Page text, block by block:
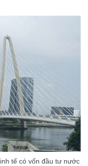
tế có vốn đầu tư nước